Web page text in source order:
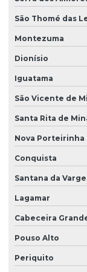
São Thomé das
Montezuma
Dionísio
Iguatama
São Vicente de
Santa Rita de
Nova Porteirinha
Conquista
Santana da
Lagamar
Cabeceira
Pouso Alto
Periquito